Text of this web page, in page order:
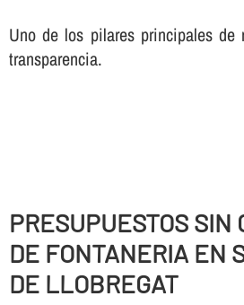
Uno de los pilares principales de
transparencia.
PRESUPUESTOS SIN
DE FONTANERIA EN
DE LLOBREGAT